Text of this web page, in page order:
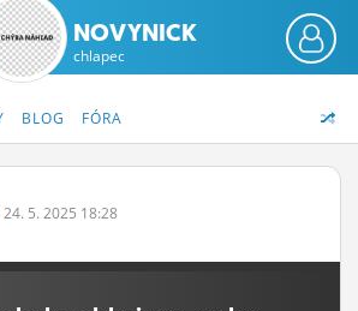
NOVYNICK
chlapec
BLOG FÓRA
24. 5. 2025 18:28